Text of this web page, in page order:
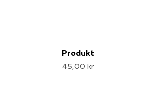
Produkt
45,00 kr